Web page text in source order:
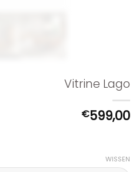
Vitrine Lago
€599,00
WISSEN